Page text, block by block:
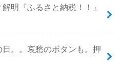
明『ふるさと納税！！』
。。哀愁のボタンも。押